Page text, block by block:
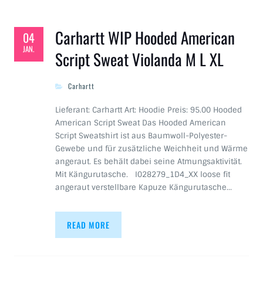
04
JAN.
Carhartt WIP Hooded American
Script Sweat Violanda M L XL
Carhartt
Lieferant: Carhartt Art: Hoodie Preis: 95.00 Hooded
American Script Sweat Das Hooded American
Script Sweatshirt ist aus Baumwoll-Polyester-
Gewebe und für zusätzliche Weichheit und Wärme
angeraut. Es behält dabei seine Atmungsaktivität.
Mit Kängurutasche. I028279_1D4_XX loose fit
angeraut verstellbare Kapuze Kängurutasche…
READ MORE